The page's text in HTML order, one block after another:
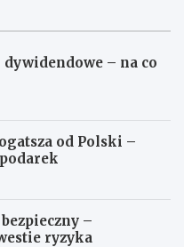
dywidendowe – na co
od Polski –
–
ryzyka